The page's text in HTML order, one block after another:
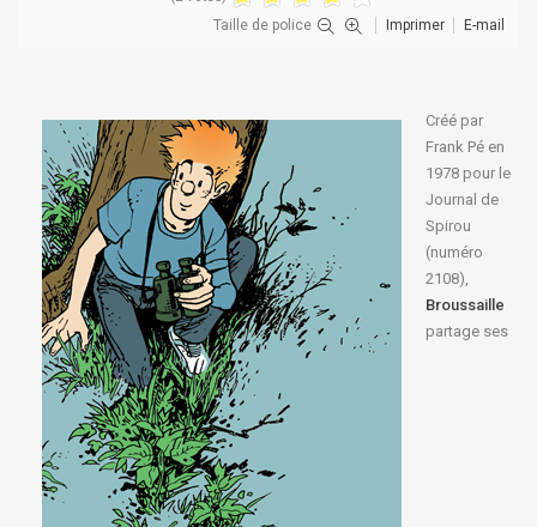
Taille de police Imprimer E-mail
Créé par
Frank Pé en
1978 pour le
Journal de
Spirou
(numéro
2108),
Broussaille
partage ses